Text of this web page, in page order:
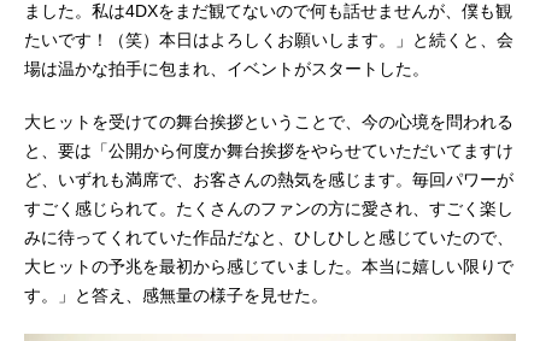
ました。私は4DXをまだ観てないので何も話せませんが、僕も観
たいです！（笑）本日はよろしくお願いします。」と続くと、会
場は温かな拍手に包まれ、イベントがスタートした。
大ヒットを受けての舞台挨拶ということで、今の心境を問われる
と、要は「公開から何度か舞台挨拶をやらせていただいてますけ
ど、いずれも満席で、お客さんの熱気を感じます。毎回パワーが
すごく感じられて。たくさんのファンの方に愛され、すごく楽し
みに待ってくれていた作品だなと、ひしひしと感じていたので、
大ヒットの予兆を最初から感じていました。本当に嬉しい限りで
す。」と答え、感無量の様子を見せた。